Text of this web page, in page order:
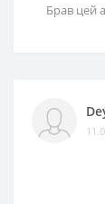
Брав цей